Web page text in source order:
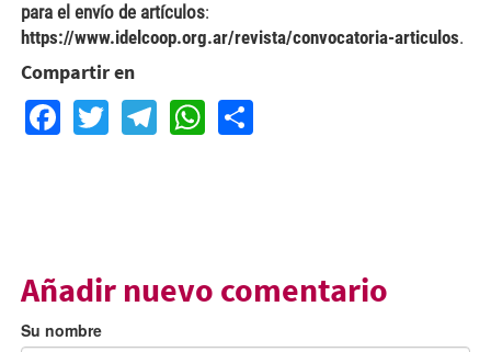
para el envío de artículos:
https://www.idelcoop.org.ar/revista/convocatoria-articulos.
Compartir en
Facebook
TwitterTelegram
WhatsApp
Share
Añadir nuevo comentario
Su nombre